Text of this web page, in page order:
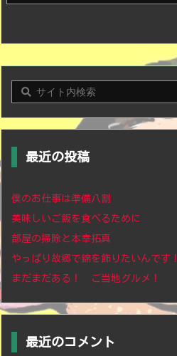
最近の投稿
僕のお仕事は準備八割
美味しいご飯を食べるために
部屋の掃除と本幸拓真
やっぱり故郷で錦を飾りたいんです！
まだまだある！ ご当地グルメ！
最近のコメント